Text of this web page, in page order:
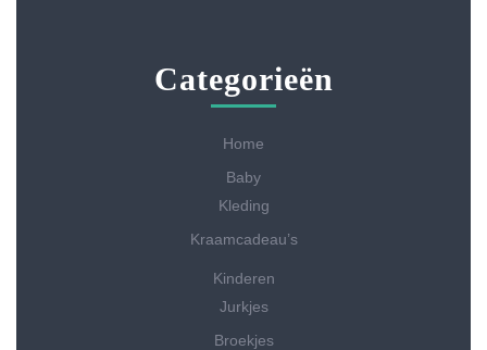
Categorieën
Home
Baby
Kleding
Kraamcadeau’s
Kinderen
Jurkjes
Broekjes